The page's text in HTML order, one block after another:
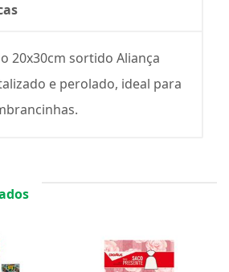
20x30cm sortido Aliança
e perolado, ideal para